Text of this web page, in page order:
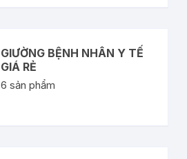
GIƯỜNG BỆNH NHÂN Y TẾ
GIÁ RẺ
6 sản phẩm